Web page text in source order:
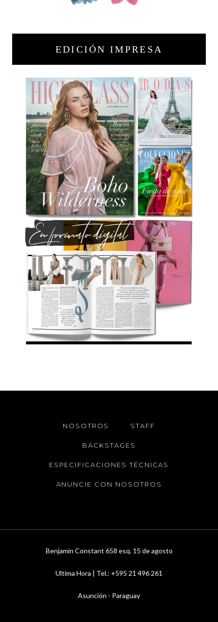
EDICIÓN IMPRESA
NOSOTROS STAFF
BACKSTAGES
ESPECIFICACIONES TÉCNICAS
ANUNCIE CON NOSOTROS
Benjamin Constant 658 esq. 15 de agosto
Ultima Hora | Tel.: +595 21 496 261
Asunción - Paraguay